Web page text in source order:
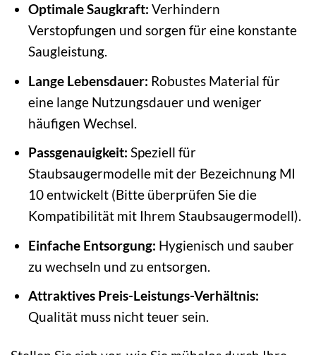
Optimale Saugkraft: Verhindern
Verstopfungen und sorgen für eine konstante
Saugleistung.
Lange Lebensdauer: Robustes Material für
eine lange Nutzungsdauer und weniger
häufigen Wechsel.
Passgenauigkeit: Speziell für
Staubsaugermodelle mit der Bezeichnung MI
10 entwickelt (Bitte überprüfen Sie die
Kompatibilität mit Ihrem Staubsaugermodell).
Einfache Entsorgung: Hygienisch und sauber
zu wechseln und zu entsorgen.
Attraktives Preis-Leistungs-Verhältnis:
Qualität muss nicht teuer sein.